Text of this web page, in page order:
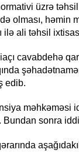
üzrə
olması, həmin
ilə ali təhsil
cavabdehə
edib.
məhkəməsi
Bundan sonra